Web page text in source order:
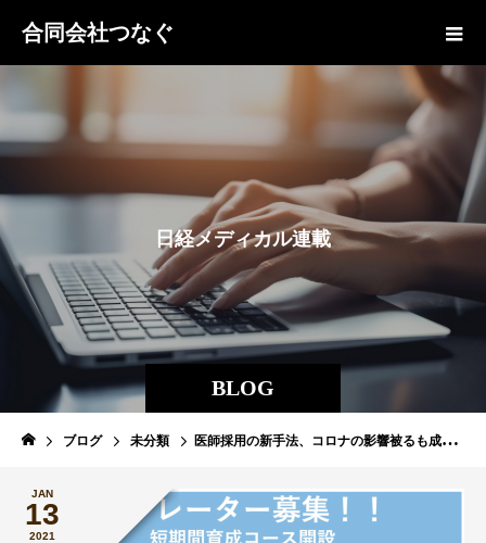
合同会社つなぐ
BLOG
日経メディカル連載
ブログ 未分類 医師採用の新手法、コロナの影響被るも成果あり
JAN
13
2021